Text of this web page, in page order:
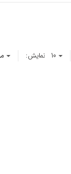
نمایش: